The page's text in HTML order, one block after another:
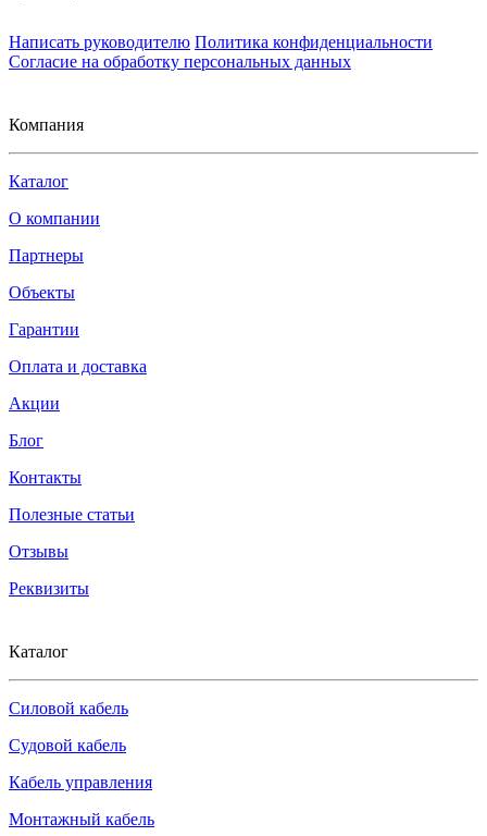
Написать руководителю Политика конфиденциальности
Согласие на обработку персональных данных
Компания
Каталог
О компании
Партнеры
Объекты
Гарантии
Оплата и доставка
Акции
Блог
Контакты
Полезные статьи
Отзывы
Реквизиты
Каталог
Силовой кабель
Судовой кабель
Кабель управления
Монтажный кабель